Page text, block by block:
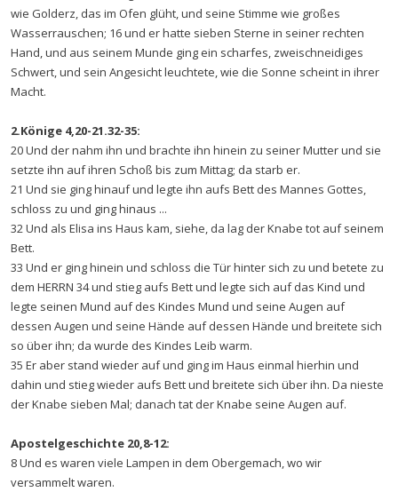
wie Golderz, das im Ofen glüht, und seine Stimme wie großes
Wasserrauschen; 16 und er hatte sieben Sterne in seiner rechten
Hand, und aus seinem Munde ging ein scharfes, zweischneidiges
Schwert, und sein Angesicht leuchtete, wie die Sonne scheint in ihrer
Macht.
2.Könige 4,20-21.32-35:
20 Und der nahm ihn und brachte ihn hinein zu seiner Mutter und sie
setzte ihn auf ihren Schoß bis zum Mittag; da starb er.
21 Und sie ging hinauf und legte ihn aufs Bett des Mannes Gottes,
schloss zu und ging hinaus ...
32 Und als Elisa ins Haus kam, siehe, da lag der Knabe tot auf seinem
Bett.
33 Und er ging hinein und schloss die Tür hinter sich zu und betete zu
dem HERRN 34 und stieg aufs Bett und legte sich auf das Kind und
legte seinen Mund auf des Kindes Mund und seine Augen auf
dessen Augen und seine Hände auf dessen Hände und breitete sich
so über ihn; da wurde des Kindes Leib warm.
35 Er aber stand wieder auf und ging im Haus einmal hierhin und
dahin und stieg wieder aufs Bett und breitete sich über ihn. Da nieste
der Knabe sieben Mal; danach tat der Knabe seine Augen auf.
Apostelgeschichte 20,8-12:
8 Und es waren viele Lampen in dem Obergemach, wo wir
versammelt waren.